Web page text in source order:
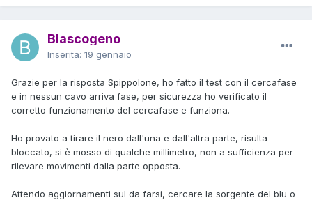
Blascogeno
Inserita: 19 gennaio
Grazie per la risposta Spippolone, ho fatto il test con il cercafase
e in nessun cavo arriva fase, per sicurezza ho verificato il
corretto funzionamento del cercafase e funziona.
Ho provato a tirare il nero dall'una e dall'altra parte, risulta
bloccato, si è mosso di qualche millimetro, non a sufficienza per
rilevare movimenti dalla parte opposta.
Attendo aggiornamenti sul da farsi, cercare la sorgente del blu o